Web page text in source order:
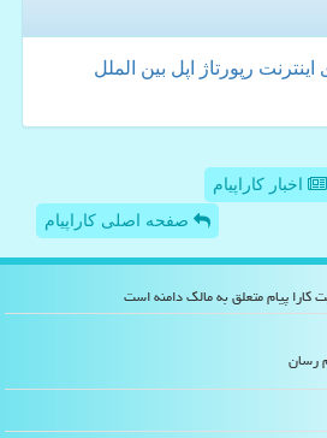
اینترنت رپورتاژ اپل بین الملل
اخبار کاراپیام
صفحه اصلی کاراپیام
رسان